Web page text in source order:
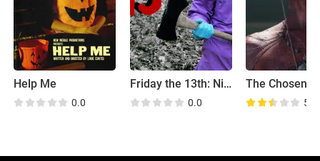
Help Me
0.0
Friday the 13th: Nintendo Fan Film
0.0
The Chosen
5.9